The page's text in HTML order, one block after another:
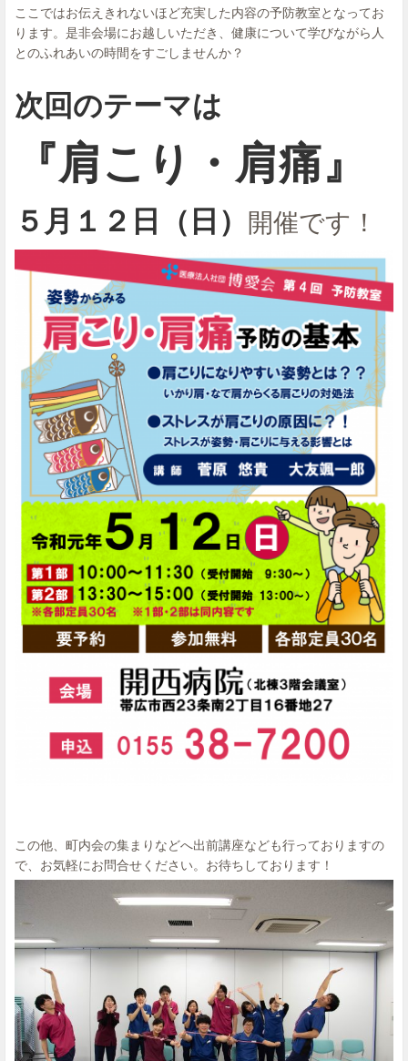
ここではお伝えきれないほど充実した内容の予防教室となってお
ります。是非会場にお越しいただき、健康について学びながら人
とのふれあいの時間をすごしませんか？
次回のテーマは
『肩こり・肩痛』
５月１２日（日） 開催です！
この他、町内会の集まりなどへ出前講座なども行っておりますの
で、お気軽にお問合せください。お待ちしております！